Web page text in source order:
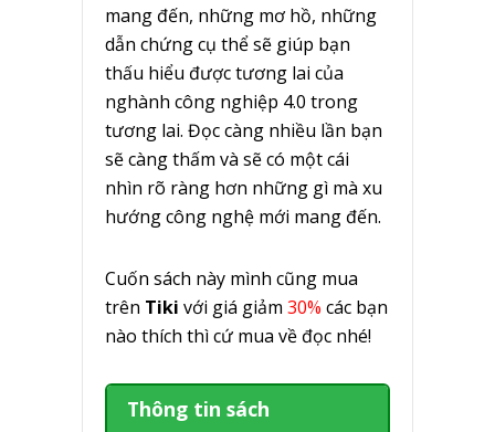
mang đến, những mơ hồ, những
dẫn chứng cụ thể sẽ giúp bạn
thấu hiểu được tương lai của
nghành công nghiệp 4.0 trong
tương lai. Đọc càng nhiều lần bạn
sẽ càng thấm và sẽ có một cái
nhìn rõ ràng hơn những gì mà xu
hướng công nghệ mới mang đến.
Cuốn sách này mình cũng mua
trên Tiki với giá giảm 30% các bạn
nào thích thì cứ mua về đọc nhé!
Thông tin sách